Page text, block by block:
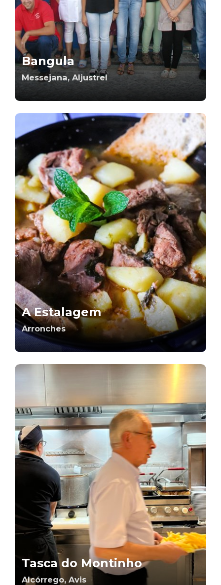
Bangula
Messejana, Aljustrel
A Estalagem
Arronches
Tasca do Montinho
Alcórrego, Avis